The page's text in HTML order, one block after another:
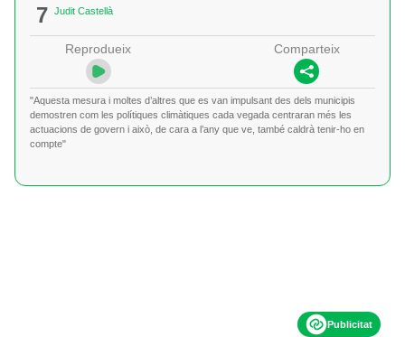
7 Judit Castellà
Reprodueix Comparteix
"Aquesta mesura i moltes d’altres que es van impulsant des dels municipis
demostren com les polítiques climàtiques cada vegada centraran més les
actuacions de govern i això, de cara a l’any que ve, també caldrà tenir-ho en
compte"
Publicitat